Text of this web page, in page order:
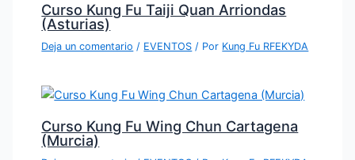
Curso Kung Fu Taiji Quan Arriondas
(Asturias)
Deja un comentario / EVENTOS / Por Kung Fu RFEKYDA
Curso Kung Fu Wing Chun Cartagena
(Murcia)